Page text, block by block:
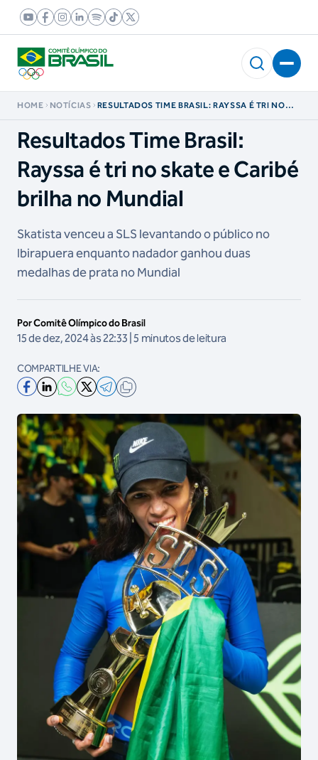
HOME NOTÍCIAS
RESULTADOS TIME BRASIL: RAYSSA É TRI NO
Resultados Time Brasil:
Rayssa é tri no skate e Caribé
brilha no Mundial
Skatista venceu a SLS levantando o público no
Ibirapuera enquanto nadador ganhou duas
medalhas de prata no Mundial
Por Comitê Olímpico do Brasil
15 de dez, 2024 às 22:33 | 5 minutos de leitura
COMPARTILHE VIA: